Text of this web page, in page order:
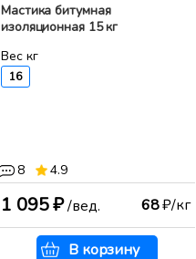
Мастика битумная
изоляционная 15 кг
Вес кг
16
8 4.9
1 095 ₽/вед. 68₽/кг
В корзину